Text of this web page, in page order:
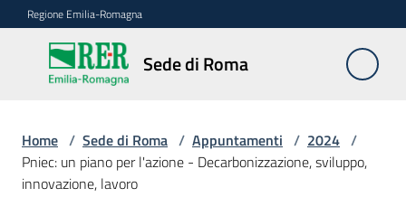
Vai al contenuto
Vai alla navigazione
Vai al footer
Regione Emilia-Romagna
Sede di Roma
Sede
di
Novità
Home / Sede di Roma / Appuntamenti / 2024 /
Pniec: un piano per l'azione - Decarbonizzazione, sviluppo,
innovazione, lavoro